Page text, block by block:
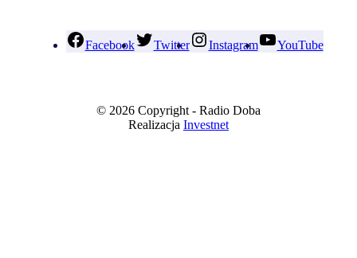
Facebook Twitter Instagram YouTube
© 2026 Copyright - Radio Doba
Realizacja Investnet